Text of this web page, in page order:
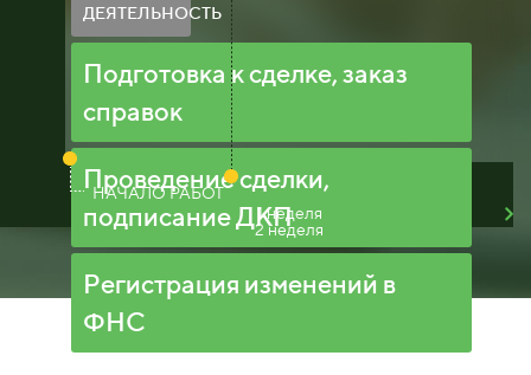
ДЕЯТЕЛЬНОСТЬ
Подготовка к сделке, заказ
справок
Проведение сделки,
подписание ДКП
Регистрация изменений в
ФНС
НАЧАЛО РАБОТ
1 неделя
2 неделя